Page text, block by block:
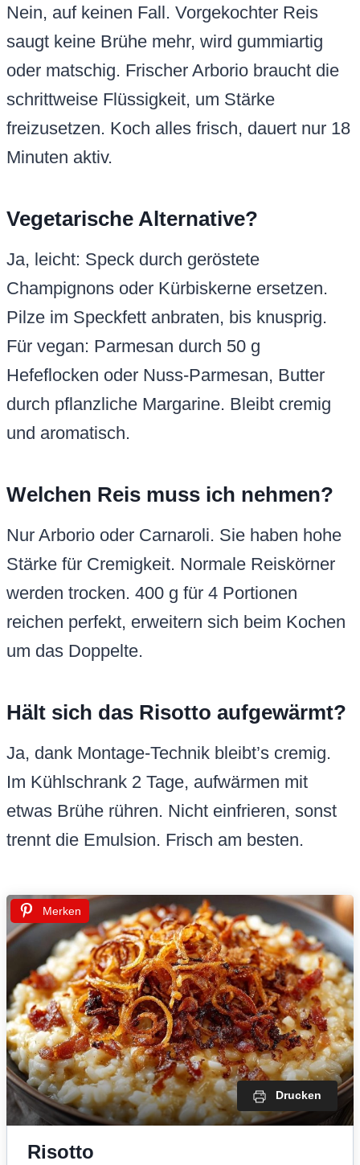
Nein, auf keinen Fall. Vorgekochter Reis
saugt keine Brühe mehr, wird gummiartig
oder matschig. Frischer Arborio braucht die
schrittweise Flüssigkeit, um Stärke
freizusetzen. Koch alles frisch, dauert nur 18
Minuten aktiv.
Vegetarische Alternative?
Ja, leicht: Speck durch geröstete
Champignons oder Kürbiskerne ersetzen.
Pilze im Speckfett anbraten, bis knusprig.
Für vegan: Parmesan durch 50 g
Hefeflocken oder Nuss-Parmesan, Butter
durch pflanzliche Margarine. Bleibt cremig
und aromatisch.
Welchen Reis muss ich nehmen?
Nur Arborio oder Carnaroli. Sie haben hohe
Stärke für Cremigkeit. Normale Reiskörner
werden trocken. 400 g für 4 Portionen
reichen perfekt, erweitern sich beim Kochen
um das Doppelte.
Hält sich das Risotto aufgewärmt?
Ja, dank Montage-Technik bleibt’s cremig.
Im Kühlschrank 2 Tage, aufwärmen mit
etwas Brühe rühren. Nicht einfrieren, sonst
trennt die Emulsion. Frisch am besten.
Merken
Drucken
Risotto